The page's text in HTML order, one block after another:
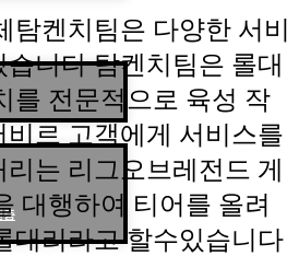
증
탐켄치팀은 다양한 서비
니다 탐켄치팀은 롤대
를 전문적으로 육성 작
비르 고객에게 서비스를
는 리그오브레전드 게
대행하여 티어를 올려
대리라고 할수있습니다